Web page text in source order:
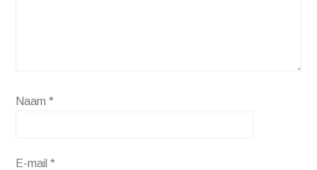
Naam*
E-mail*